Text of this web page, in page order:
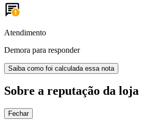
Atendimento
Demora para responder
Saiba como foi calculada essa nota
Sobre a reputação da loja
Fechar